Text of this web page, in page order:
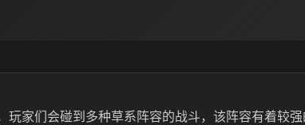
玩家们会碰到多种草系阵容的战斗，该阵容有着较